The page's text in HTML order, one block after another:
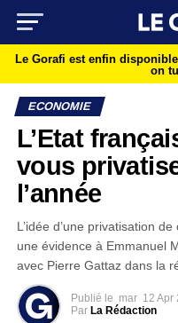
Le Gorafi est enfin
on
ECONOMIE
L’Etat
vous
l’année
L’idée d’une privatisation
une évidence à Emmanuel
avec Pierre Gattaz dans la
Publié le mar 12 Apr
Par La Rédaction